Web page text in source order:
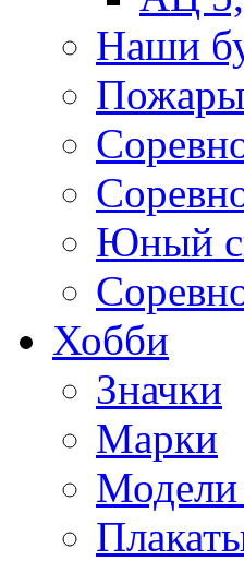
Наши
Пожары
Юный
Хобби
Значки
Марки
Модели